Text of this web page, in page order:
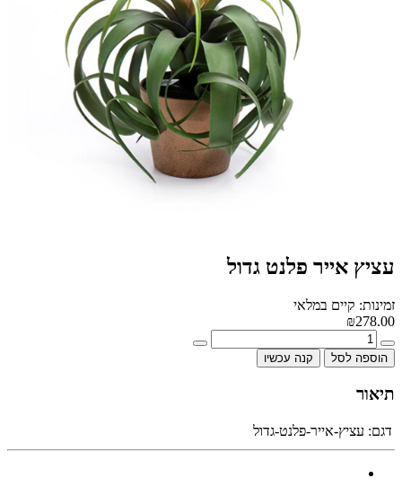
עציץ אייר פלנט גדול
זמינות: קיים במלאי
₪278.00
הוספה לסל קנה עכשיו
תיאור
דגם: עציץ-אייר-פלנט-גדול